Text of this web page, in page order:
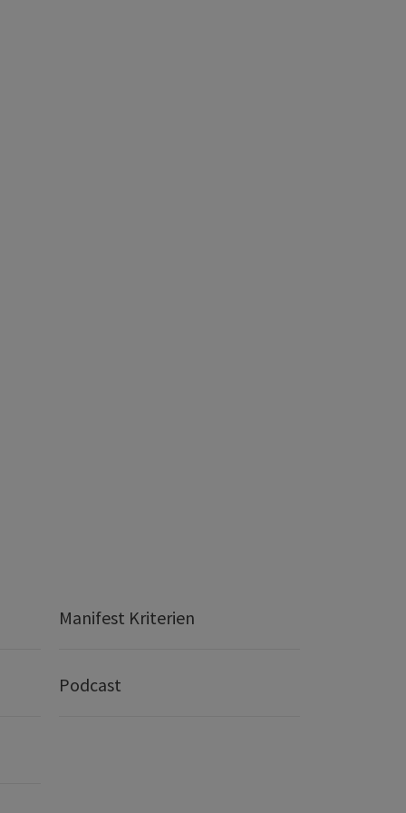
Manifest Kriterien
Podcast